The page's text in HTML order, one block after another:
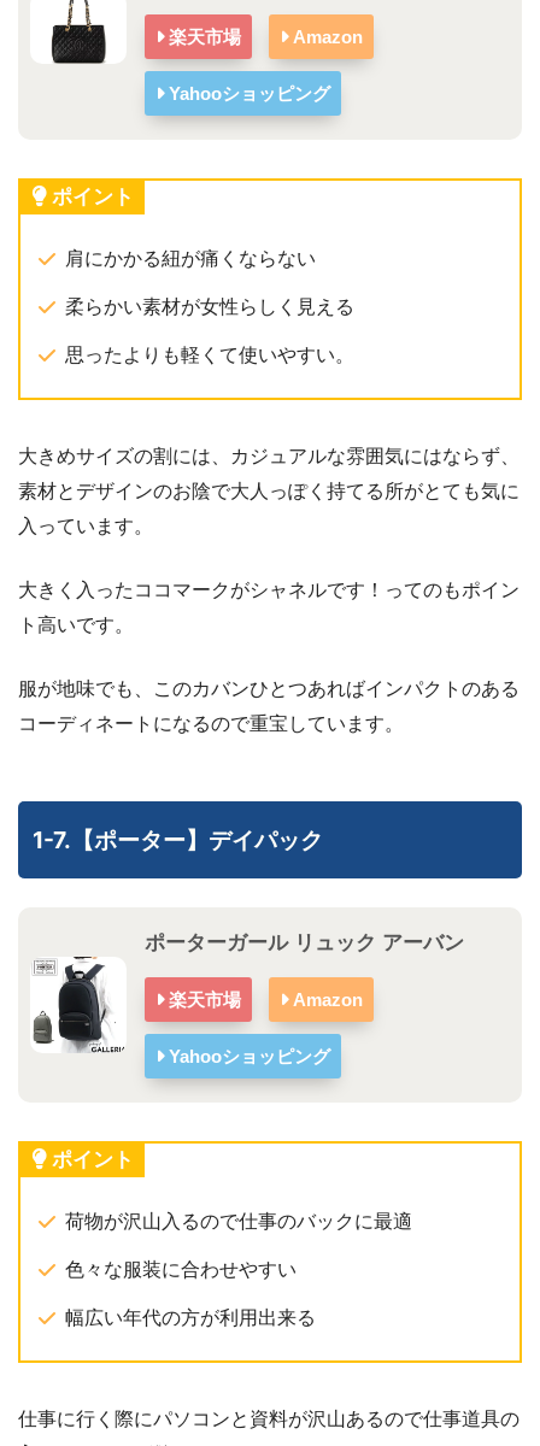
楽天市場 Amazon
Yahooショッピング
ポイント
肩にかかる紐が痛くならない
柔らかい素材が女性らしく見える
思ったよりも軽くて使いやすい。
大きめサイズの割には、カジュアルな雰囲気にはならず、
素材とデザインのお陰で大人っぽく持てる所がとても気に
入っています。
大きく入ったココマークがシャネルです！ってのもポイン
ト高いです。
服が地味でも、このカバンひとつあればインパクトのある
コーディネートになるので重宝しています。
1-7.【ポーター】デイパック
ポーターガール リュック アーバン
楽天市場 Amazon
Yahooショッピング
ポイント
荷物が沢山入るので仕事のバックに最適
色々な服装に合わせやすい
幅広い年代の方が利用出来る
仕事に行く際にパソコンと資料が沢山あるので仕事道具の